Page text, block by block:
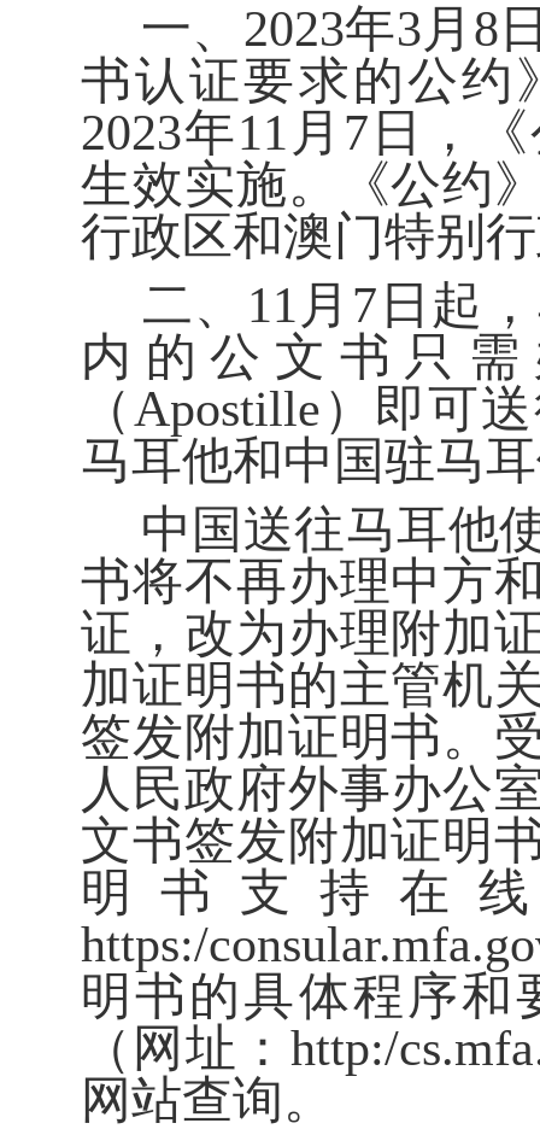
一、 2023年3月 8
书认证要求的公约
2023年11 月 7 日，
生效实施。《公约
行政区和澳门特别
二、 11 月 7 日起，
内的公文书只
（Apostille）即可
马耳他和中国驻马
中国送往马耳他
书将不再办理中方
证，改为办理附加
加证明书的主管机
签发附加证明书。
人民政府外事办公
文书签发附加证明
明书支持在
https:/
明书的具体程序和
（网址： http:/
网站查询。